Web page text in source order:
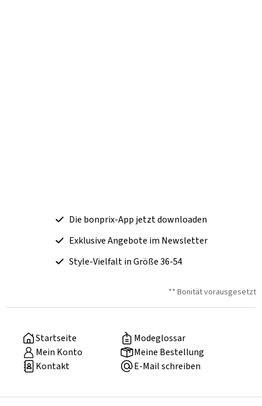
Die bonprix-App jetzt downloaden
Exklusive Angebote im Newsletter
Style-Vielfalt in Größe 36-54
** Bonität vorausgesetzt
Startseite
Modeglossar
Mein Konto
Meine Bestellung
Kontakt
E-Mail schreiben